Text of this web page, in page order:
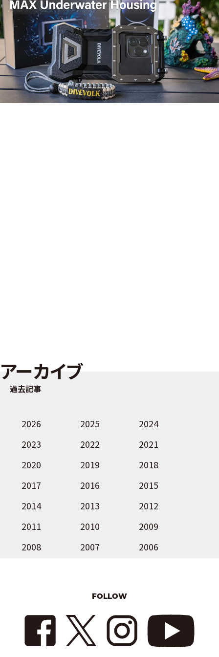
アーカイブ
過去記事
2026 2025
2024
2023
2022
2021
2020
2019
2018
2017
2016
2015
2014
2013
2012
2011
2010
2009
2008
2007 2006
FOLLOW